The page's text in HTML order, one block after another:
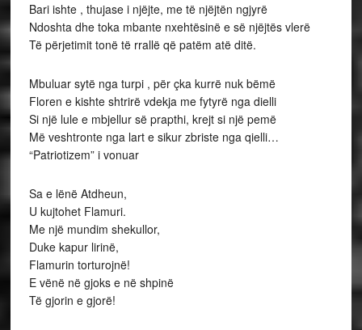
Bari ishte , thujase i njëjte, me të njëjtën ngjyrë
Ndoshta dhe toka mbante nxehtësinë e së njëjtës vlerë
Të përjetimit tonë të rrallë që patëm atë ditë.
Mbuluar sytë nga turpi , për çka kurrë nuk bëmë
Floren e kishte shtrirë vdekja me fytyrë nga dielli
Si një lule e mbjellur së prapthi, krejt si një pemë
Më veshtronte nga lart e sikur zbriste nga qielli…
“Patriotizem” i vonuar
Sa e lënë Atdheun,
U kujtohet Flamuri.
Me një mundim shekullor,
Duke kapur lirinë,
Flamurin torturojnë!
E vënë në gjoks e në shpinë
Të gjorin e gjorë!